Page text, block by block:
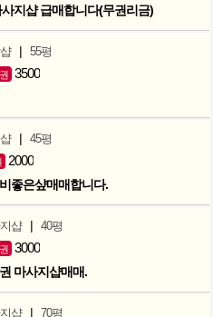
지샵 급매합니다(무권리금)
| 55평
권 3500
| 45평
2000
좋은샾매매합니다.
샵 | 40평
권 3000
마사지샵매매.
샵 | 70평